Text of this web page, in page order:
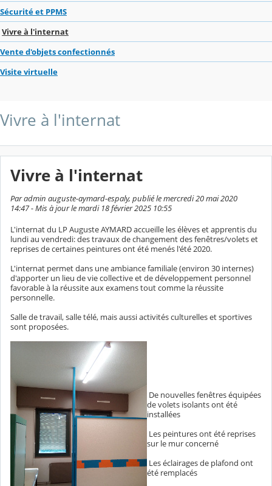
Sécurité et PPMS
Vivre à l'internat
Vente d'objets confectionnés
Visite virtuelle
Vivre à l'internat
Vivre à l'internat
Par admin auguste-aymard-espaly, publié le mercredi 20 mai 2020
14:47 - Mis à jour le mardi 18 février 2025 10:55
L'internat du LP Auguste AYMARD accueille les élèves et apprentis du
lundi au vendredi: des travaux de changement des fenêtres/volets et
reprises de certaines peintures ont été menés l'été 2020.
L'internat permet dans une ambiance familiale (environ 30 internes)
d'apporter un lieu de vie collective et de développement personnel
favorable à la réussite aux examens tout comme la réussite
personnelle.
Salle de travail, salle télé, mais aussi activités culturelles et sportives
sont proposées.
De nouvelles fenêtres équipées
de volets isolants ont été
installées
Les peintures ont été reprises
sur le mur concerné
Les éclairages de plafond ont
été remplacés